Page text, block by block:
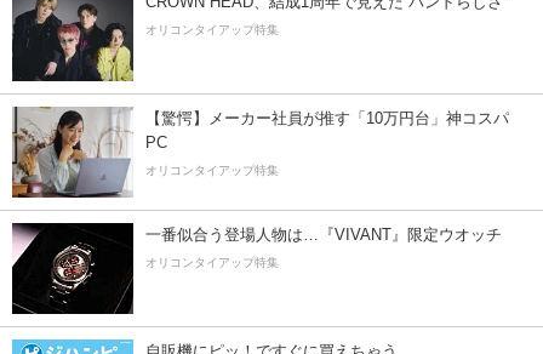
オリコンタイアップ特集
【驚愕】メーカー社員が推す「10万円台」神コスパ
PC
オリコンタイアップ特集
一番似合う登場人物は…『VIVANT』限定ウオッチ
オリコンタイアップ特集